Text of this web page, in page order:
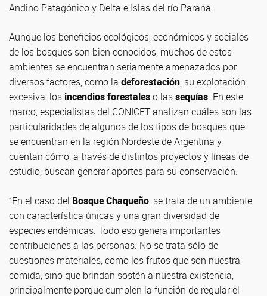
Andino Patagónico y Delta e Islas del río Paraná.
Aunque los beneficios ecológicos, económicos y sociales
de los bosques son bien conocidos, muchos de estos
ambientes se encuentran seriamente amenazados por
diversos factores, como la deforestación, su explotación
excesiva, los incendios forestaleso lassequías. En este
marco, especialistas del CONICET analizan cuáles son las
particularidades de algunos de los tipos de bosques que
se encuentran en la región Nordeste de Argentina y
cuentan cómo, a través de distintos proyectos y líneas de
estudio, buscan generar aportes para su conservación.
“En el caso del Bosque Chaqueño, se trata de un ambiente
con característica únicas y una gran diversidad de
especies endémicas. Todo eso genera importantes
contribuciones a las personas. No se trata sólo de
cuestiones materiales, como los frutos que son nuestra
comida, sino que brindan sostén a nuestra existencia,
principalmente porque cumplen la función de regular el